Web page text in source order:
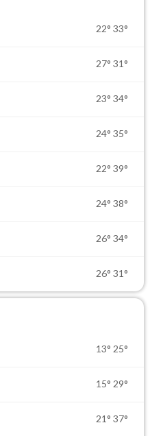
22° 33°
27° 31°
23° 34°
24° 35°
22° 39°
24° 38°
26° 34°
26° 31°
13° 25°
15° 29°
21° 37°